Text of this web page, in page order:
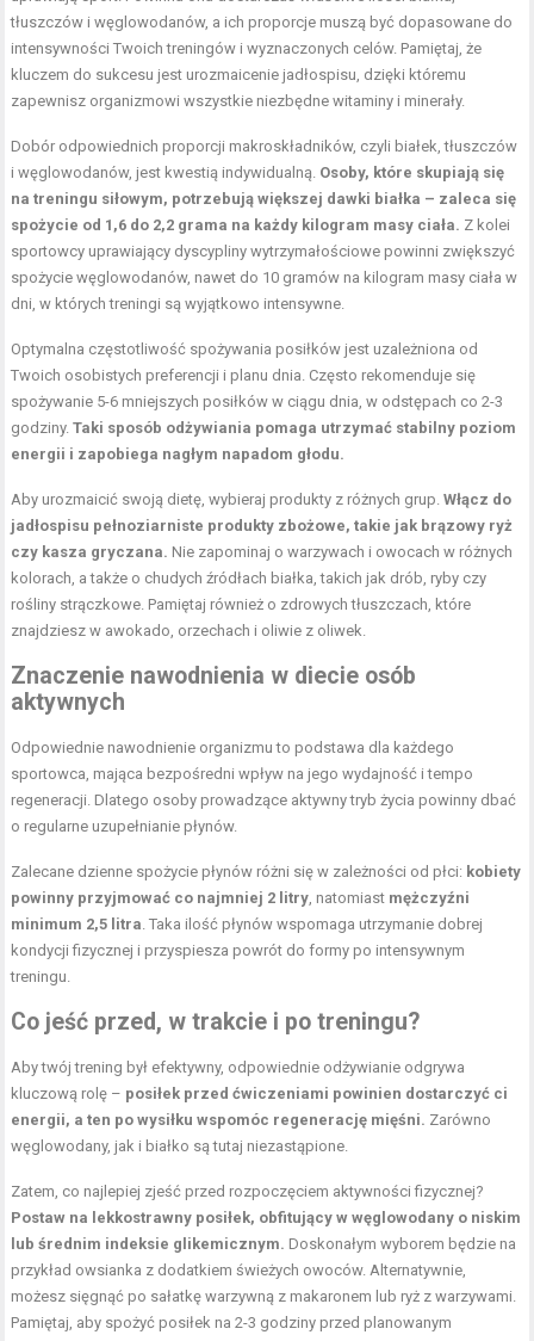
tłuszczów i węglowodanów, a ich proporcje muszą być dopasowane do
intensywności Twoich treningów i wyznaczonych celów. Pamiętaj, że
kluczem do sukcesu jest urozmaicenie jadłospisu, dzięki któremu
zapewnisz organizmowi wszystkie niezbędne witaminy i minerały.
Dobór odpowiednich proporcji makroskładników, czyli białek, tłuszczów
i węglowodanów, jest kwestią indywidualną. Osoby, które skupiają się
na treningu siłowym, potrzebują większej dawki białka – zaleca się
spożycie od 1,6 do 2,2 grama na każdy kilogram masy ciała. Z kolei
sportowcy uprawiający dyscypliny wytrzymałościowe powinni zwiększyć
spożycie węglowodanów, nawet do 10 gramów na kilogram masy ciała w
dni, w których treningi są wyjątkowo intensywne.
Optymalna częstotliwość spożywania posiłków jest uzależniona od
Twoich osobistych preferencji i planu dnia. Często rekomenduje się
spożywanie 5-6 mniejszych posiłków w ciągu dnia, w odstępach co 2-3
godziny.Taki sposób odżywiania pomaga utrzymać stabilny poziom
energii i zapobiega nagłym napadom głodu.
Aby urozmaicić swoją dietę, wybieraj produkty z różnych grup.Włącz do
jadłospisu pełnoziarniste produkty zbożowe, takie jak brązowy ryż
czy kasza gryczana. Nie zapominaj o warzywach i owocach w różnych
kolorach, a także o chudych źródłach białka, takich jak drób, ryby czy
rośliny strączkowe. Pamiętaj również o zdrowych tłuszczach, które
znajdziesz w awokado, orzechach i oliwie z oliwek.
Znaczenie nawodnienia w diecie osób
aktywnych
Odpowiednie nawodnienie organizmu to podstawa dla każdego
sportowca, mająca bezpośredni wpływ na jego wydajność i tempo
regeneracji. Dlatego osoby prowadzące aktywny tryb życia powinny dbać
o regularne uzupełnianie płynów.
Zalecane dzienne spożycie płynów różni się w zależności od płci: kobiety
powinny przyjmować co najmniej 2 litry , natomiast mężczyźni
minimum 2,5 litra . Taka ilość płynów wspomaga utrzymanie dobrej
kondycji fizycznej i przyspiesza powrót do formy po intensywnym
treningu.
Co jeść przed, w trakcie i po treningu?
Aby twój trening był efektywny, odpowiednie odżywianie odgrywa
kluczową rolę – posiłek przed ćwiczeniami powinien dostarczyć ci
energii, a ten po wysiłku wspomóc regenerację mięśni. Zarówno
węglowodany, jak i białko są tutaj niezastąpione.
Zatem, co najlepiej zjeść przed rozpoczęciem aktywności fizycznej?
Postaw na lekkostrawny posiłek, obfitujący w węglowodany o niskim
lub średnim indeksie glikemicznym. Doskonałym wyborem będzie na
przykład owsianka z dodatkiem świeżych owoców. Alternatywnie,
możesz sięgnąć po sałatkę warzywną z makaronem lub ryż z warzywami.
Pamiętaj, aby spożyć posiłek na 2-3 godziny przed planowanym